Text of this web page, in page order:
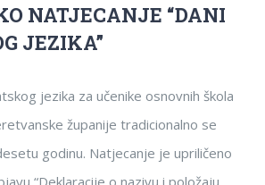
NATJECANJE “DANI
JEZIKA”
jezika za učenike osnovnih škola
županije tradicionalno se
godinu. Natjecanje je upriličeno
“Deklaracije o nazivu i položaju